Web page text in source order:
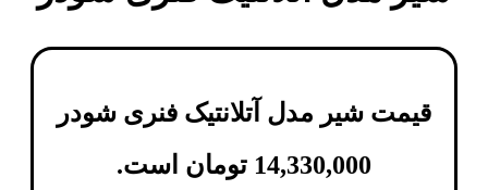
قیمت شیر مدل آتلانتیک فنری شودر
14,330,000 تومان است.